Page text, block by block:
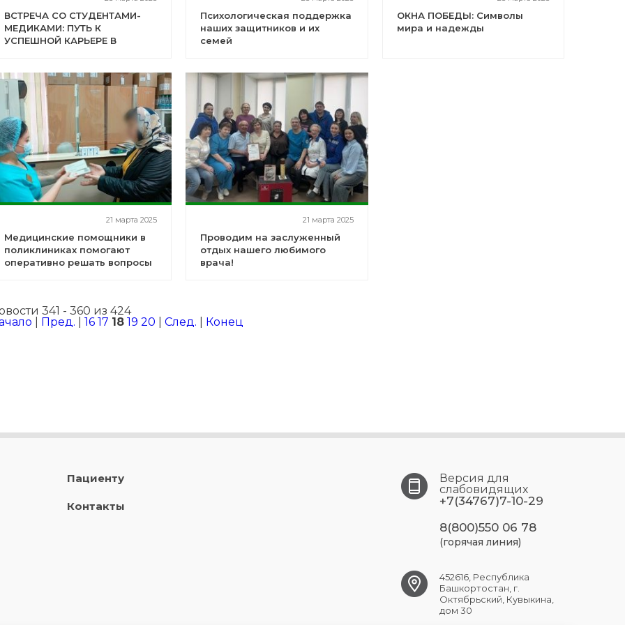
ВСТРЕЧА СО СТУДЕНТАМИ-
МЕДИКАМИ: ПУТЬ К
УСПЕШНОЙ КАРЬЕРЕ В
Психологическая поддержка
наших защитников и их
семей
ОКНА ПОБЕДЫ: Символы
мира и надежды
21 марта 2025
Медицинские помощники в
поликлиниках помогают
оперативно решать вопросы
21 марта 2025
Проводим на заслуженный
отдых нашего любимого
врача!
341 - 360 из 424
Пред. 16 17 18 19 20 След. Конец
Пациенту
Контакты
Версия для
слабовидящих
+7(34767)7-10-29
8(800)550 06 78
(горячая линия)
452616, Республика
Башкортостан, г.
Октябрьский, Кувыкина,
дом 30